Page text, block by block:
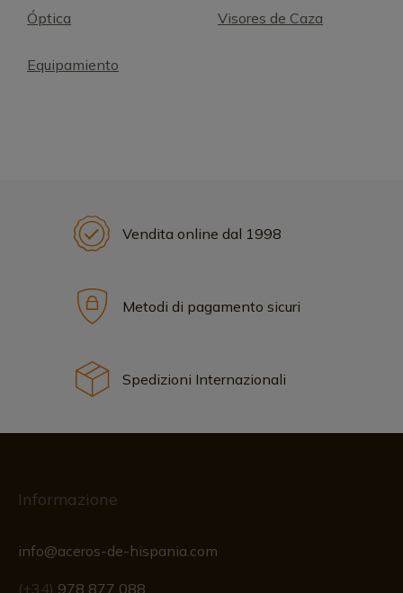
Óptica Visores de Caza
Equipamiento
Vendita online dal 1998
Metodi di pagamento sicuri
Spedizioni Internazionali
Informazione
info@aceros-de-hispania.com
(+34) 978 877 088